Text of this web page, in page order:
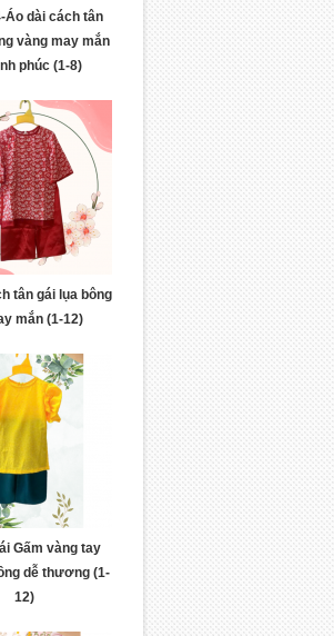
Áo dài cách tân
vàng may mắn
phúc (1-8)
tân gái lụa bông
mắn (1-12)
Gấm vàng tay
dễ thương (1-
12)